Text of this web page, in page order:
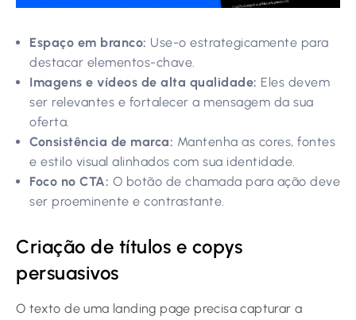
Espaço em branco: Use-o estrategicamente para
destacar elementos-chave.
Imagens e vídeos de alta qualidade: Eles devem
ser relevantes e fortalecer a mensagem da sua
oferta.
Consistência de marca: Mantenha as cores, fontes
e estilo visual alinhados com sua identidade.
Foco no CTA: O botão de chamada para ação deve
ser proeminente e contrastante.
Criação de títulos e copys
persuasivos
O texto de uma landing page precisa capturar a